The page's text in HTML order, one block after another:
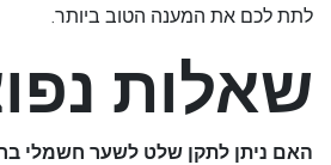
לתת לכם את המענה הטוב ביותר.
שאלות
האם ניתן לתקן שלט לשער חשמלי